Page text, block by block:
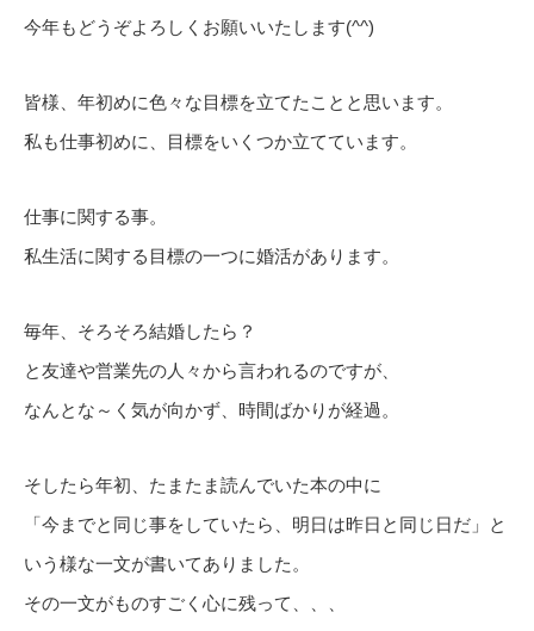
今年もどうぞよろしくお願いいたします(^^)
皆様、年初めに色々な目標を立てたことと思います。
私も仕事初めに、目標をいくつか立てています。
仕事に関する事。
私生活に関する目標の一つに婚活があります。
毎年、そろそろ結婚したら？
と友達や営業先の人々から言われるのですが、
なんとな～く気が向かず、時間ばかりが経過。
そしたら年初、たまたま読んでいた本の中に
「今までと同じ事をしていたら、明日は昨日と同じ日だ」と
いう様な一文が書いてありました。
その一文がものすごく心に残って、、、